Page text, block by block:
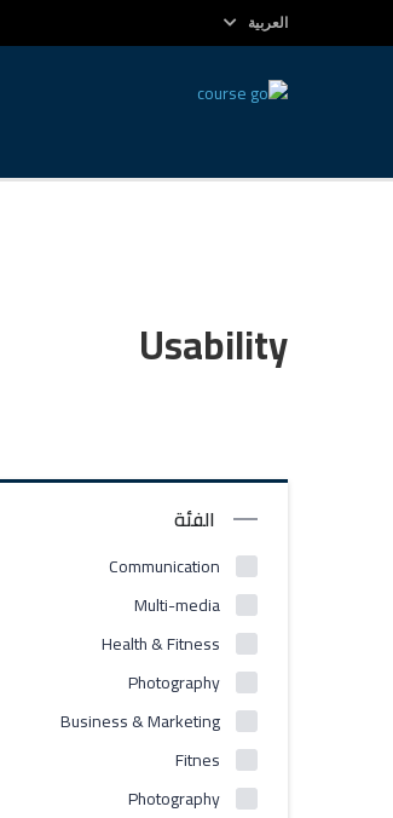
العربية
Usability
الفئة
Communication
Multi-media
Health & Fitness
Photography
Business & Marketing
Fitnes
Photography